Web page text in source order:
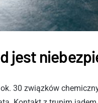
jest
ok. 30 związków